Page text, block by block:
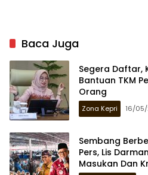
Baca Juga
Segera Daftar,
Bantuan TKM
Orang
Zona Kepri 16/
Sembang
Pers, Lis
Masukan Dan